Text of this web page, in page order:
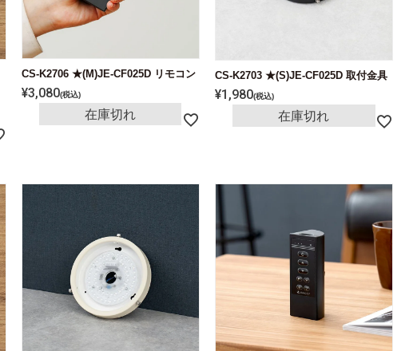
CS-K2706 ★(M)JE-CF025D リモコン
¥3,080 税込
在庫切れ
CS-K2703 ★(S)JE-CF025D 取付金具
¥1,980 税込
在庫切れ